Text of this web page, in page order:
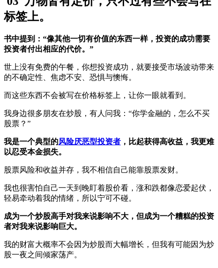
标签上。
书中提到：“像其他一切有价值的东西一样，投资的成功需要
投资者付出相应的代价。”
世上没有免费的午餐，你想投资成功，就要接受市场波动带来
的不确定性、焦虑不安、恐惧与懊悔。
而这些东西不会被写在价格标签上，让你一眼就看到。
我身边很多朋友在炒股，有人问我：“你学金融的，怎么不买
股票？”
我是一个典型的风险厌恶型投资者 ，比起获得高收益，我更难
以忍受本金损失。
股票风险和收益并存，我不相信自己能靠股票发财。
我也很害怕自己一天到晚盯着股价看，涨和跌都像恋爱起伏，
轻易牵动着我的情绪，所以宁可不碰。
成为一个炒股高手对我来说影响不大，但成为一个糟糕的投资
者对我来说影响巨大。
我的财富大概率不会因为炒股而大幅增长，但我有可能因为炒
股一夜之间倾家荡产。